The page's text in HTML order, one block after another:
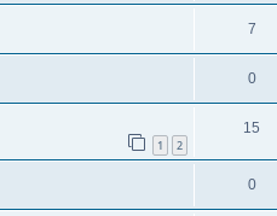
7
0
1 2
15
0